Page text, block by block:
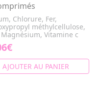
Chlorure, Fer,
méthylcellulose,
Vitamine c
AJOUTER AU PANIER